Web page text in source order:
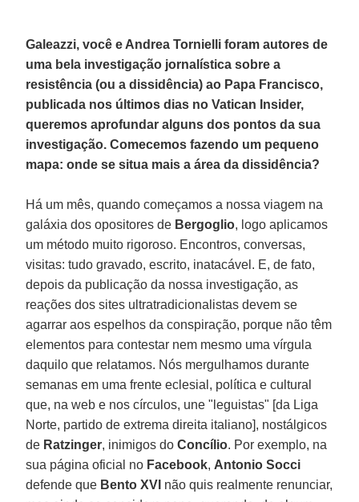
Galeazzi, você e Andrea Tornielli foram autores de
uma bela investigação jornalística sobre a
resistência (ou a dissidência) ao Papa Francisco,
publicada nos últimos dias no Vatican Insider,
queremos aprofundar alguns dos pontos da sua
investigação. Comecemos fazendo um pequeno
mapa: onde se situa mais a área da dissidência?
Há um mês, quando começamos a nossa viagem na
galáxia dos opositores de Bergoglio, logo aplicamos
um método muito rigoroso. Encontros, conversas,
visitas: tudo gravado, escrito, inatacável. E, de fato,
depois da publicação da nossa investigação, as
reações dos sites ultratradicionalistas devem se
agarrar aos espelhos da conspiração, porque não têm
elementos para contestar nem mesmo uma vírgula
daquilo que relatamos. Nós mergulhamos durante
semanas em uma frente eclesial, política e cultural
que, na web e nos círculos, une "leguistas" [da Liga
Norte, partido de extrema direita italiano], nostálgicos
de Ratzinger, inimigos doConcílio. Por exemplo, na
sua página oficial no Facebook, Antonio Socci
defende que Bento XVI não quis realmente renunciar,